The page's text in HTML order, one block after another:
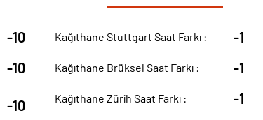
-10
-10
-10
Kağıthane Stuttgart Saat Farkı : -1
Kağıthane Brüksel Saat Farkı : -1
Kağıthane Zürih Saat Farkı : -1